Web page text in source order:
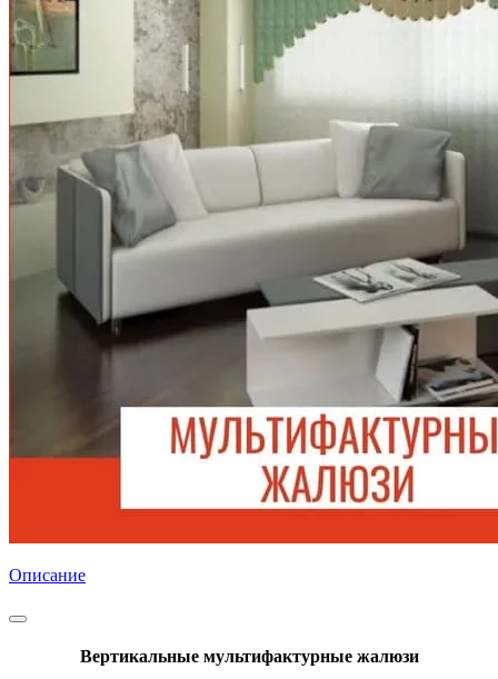
Описание
Вертикальные мультифактурные жалюзи